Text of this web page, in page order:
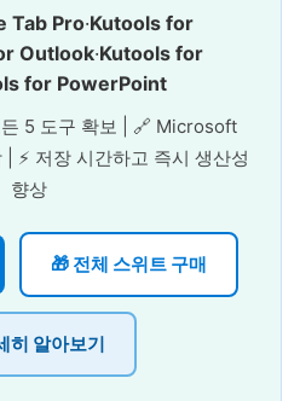
Tab Pro·Kutools for
Outlook·Kutools for
for PowerPoint
5 도구 확보 | 🔗 Microsoft
⚡ 저장 시간하고 즉시 생산성
향상
🎁 전체 스위트 구매
히 알아보기